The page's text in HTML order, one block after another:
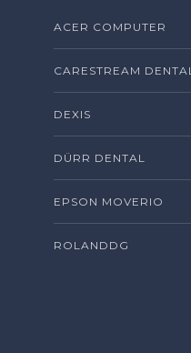
ACER COMPUTER
CARESTREAM DENTAL
DEXIS
DÜRR DENTAL
EPSON MOVERIO
ROLANDDG